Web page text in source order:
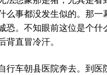
么事都没发生似的。那一
恐。不知眼前这位是个什
直冒冷汗。
行车朝县医院奔去。到